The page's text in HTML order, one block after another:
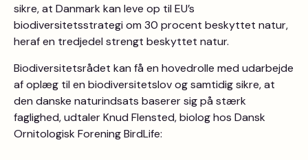
sikre, at Danmark kan leve op til EU’s
biodiversitetsstrategi om 30 procent beskyttet natur,
heraf en tredjedel strengt beskyttet natur.
Biodiversitetsrådet kan få en hovedrolle med udarbejde
af oplæg til en biodiversitetslov og samtidig sikre, at
den danske naturindsats baserer sig på stærk
faglighed, udtaler Knud Flensted, biolog hos Dansk
Ornitologisk Forening BirdLife: